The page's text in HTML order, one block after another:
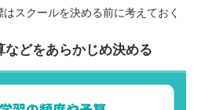
おすすめプログラミングスクー
テックアイエス）
スクールを決める前に考えておく
どをあらかじめ決める